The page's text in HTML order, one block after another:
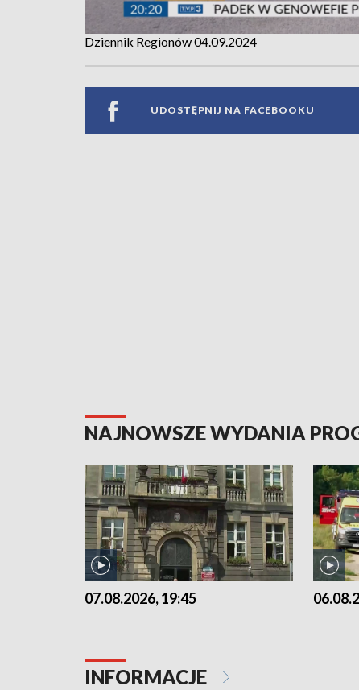
Dziennik Regionów 04.09.2024
UDOSTĘPNIJ NA FACEBOOKU
NAJNOWSZE WYDANIA
07.08.2026, 19:45
INFORMACJE